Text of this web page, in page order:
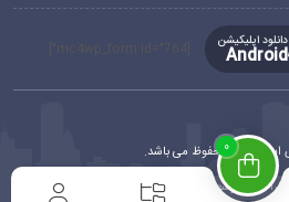
0
دانلود اپلیکیشن
Android
این سایت محفوظ می باشد.
طراحی و توسعه
ماهدیس وب